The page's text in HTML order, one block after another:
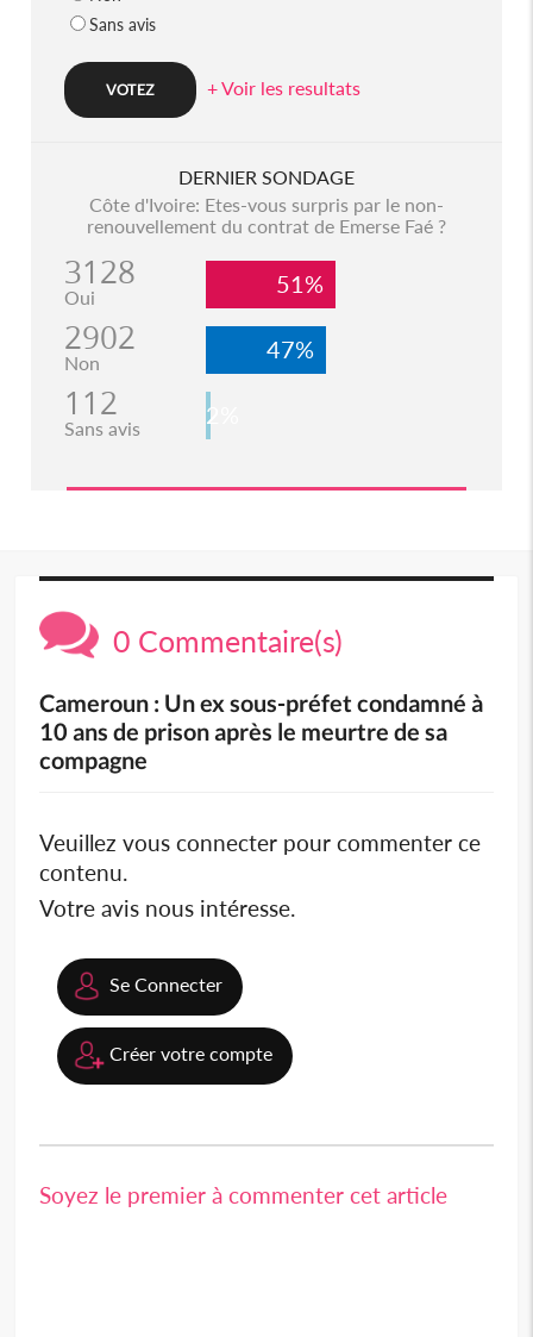
Sans avis
+ Voir les resultats
DERNIER SONDAGE
Côte d'Ivoire: Etes-vous surpris par le non-
renouvellement du contrat de Emerse Faé ?
3128
Oui 51%
2902
Non 47%
112
Sans avis 2%
0 Commentaire(s)
Cameroun : Un ex sous-préfet condamné à
10 ans de prison après le meurtre de sa
compagne
Veuillez vous connecter pour commenter ce
contenu.
Votre avis nous intéresse.
Se Connecter
Créer votre compte
Soyez le premier à commenter cet article